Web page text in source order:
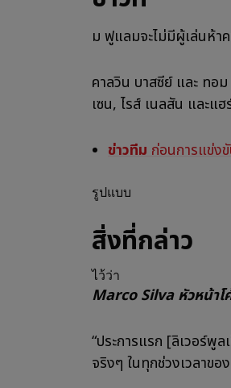
ม ฟูแลมจะไม่มีผู้เล่นห้า
คาลวิน บาสซีย์ และ ทอ
เซน, ไรส์ เนลสัน และแ
ข่าวทีม ก่อนการแข่ง
รูปแบบ
สิ่งที่กล่าว
ไว้ว่า
Marco Silva หัวหน้า
“ประการแรก [ลิเวอร์
จริงๆ ในทุกช่วงเวลาขอ